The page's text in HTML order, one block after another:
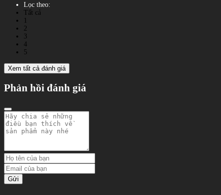
Lọc theo:
Tất cả
2
3
4
5
Xem tất cả đánh giá
Phản hồi đánh giá
Gửi